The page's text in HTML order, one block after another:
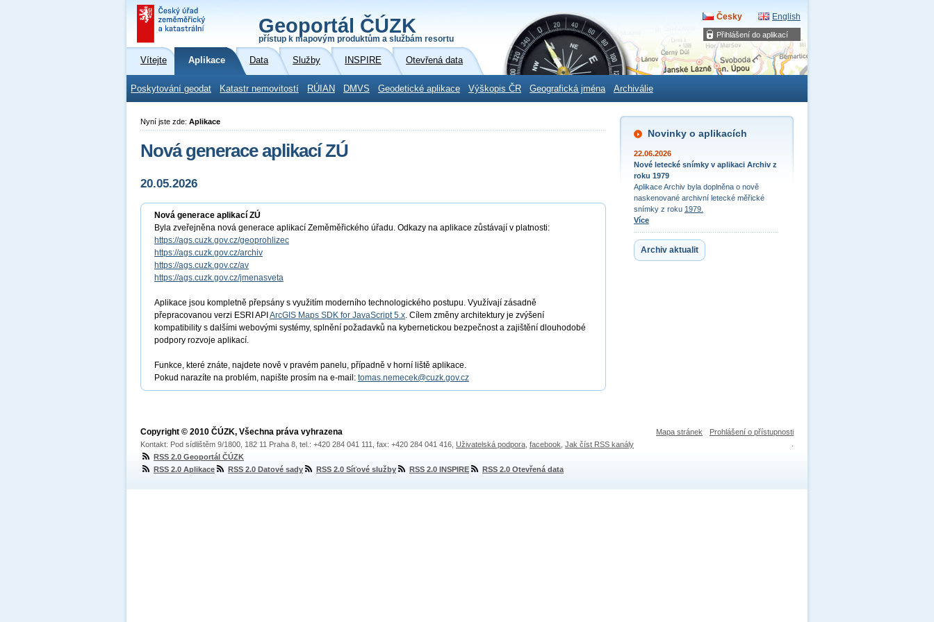
Přihlášení do aplikací
Geoportál ČÚZK
přístup k mapovým produktům a službám resortu
Česky English
Vítejte Aplikace Data Služby INSPIRE Otevřená data
Poskytování geodat Katastr nemovitostí RÚIAN DMVS Geodetické aplikace Výškopis ČR Geografická jména Archiválie
Novinky o aplikacích
22.06.2026
Nové letecké snímky v aplikaci Archiv z
roku 1979
Aplikace Archiv byla doplněna o nově
naskenované archivní letecké měřické
snímky z roku 1979.
Více
Archiv aktualit
Nyní jste zde: Aplikace
Nová generace aplikací ZÚ
20.05.2026
Nová generace aplikací ZÚ
Byla zveřejněna nová generace aplikací Zeměměřického úřadu. Odkazy na aplikace zůstávají v platnosti:
https://ags.cuzk.gov.cz/geoprohlizec
https://ags.cuzk.gov.cz/archiv
https://ags.cuzk.gov.cz/av
https://ags.cuzk.gov.cz/jmenasveta
Aplikace jsou kompletně přepsány s využitím moderního technologického postupu. Využívají zásadně
přepracovanou verzi ESRI API ArcGIS Maps SDK for JavaScript 5.x. Cílem změny architektury je zvýšení
kompatibility s dalšími webovými systémy, splnění požadavků na kybernetickou bezpečnost a zajištění dlouhodobé
podpory rozvoje aplikací.
Funkce, které znáte, najdete nově v pravém panelu, případně v horní liště aplikace.
Pokud narazíte na problém, napište prosím na e-mail: tomas.nemecek@cuzk.gov.cz
Mapa stránek Prohlášení o přístupnosti
Copyright © 2010 ČÚZK, Všechna práva vyhrazena
Kontakt: Pod sídlištěm 9/1800, 182 11 Praha 8, tel.: +420 284 041 111, fax: +420 284 041 416, Uživatelská podpora facebook Jak číst RSS kanály
RSS 2.0 Geoportál ČÚZK
RSS 2.0 Aplikace
RSS 2.0 Datové sady RSS 2.0 Síťové služby RSS 2.0 INSPIRE RSS 2.0 Otevřená data